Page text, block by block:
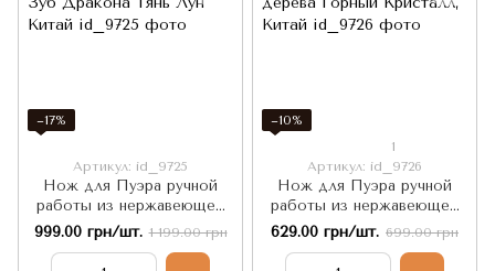
−17%
Артикул: id_9725
Нож для Пуэра ручной
работы из нержавеющей
стали и черного дерева
Зуб Дракона Тянь Лун
999.00 грн/шт. 1 199.00 грн
−10%
1
Артикул: id_9726
Нож для Пуэра ручной
работы из нержавеющей
стали и палисандрового
дерева Горный Кристалл,
629.00 грн/шт. 699.00 грн